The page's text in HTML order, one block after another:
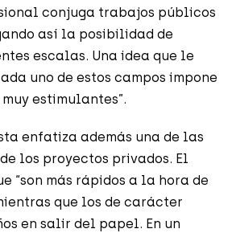
conjuga trabajos públicos
así la posibilidad de
escalas. Una idea que le
uno de estos campos impone
estimulantes”.
enfatiza además una de las
los proyectos privados. El
“son más rápidos a la hora de
que los de carácter
en salir del papel. En un